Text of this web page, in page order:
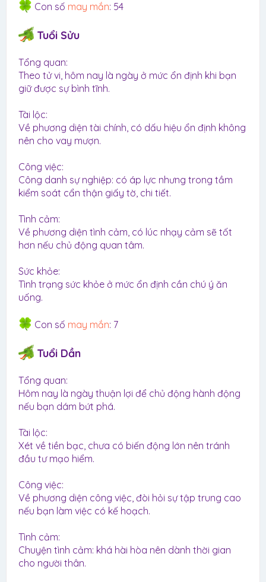
Con số may mắn: 54
Tuổi Sửu
Tổng quan:
Theo tử vi, hôm nay là ngày ở mức ổn định khi bạn
giữ được sự bình tĩnh.
Tài lộc:
Về phương diện tài chính, có dấu hiệu ổn định không
nên cho vay mượn.
Công việc:
Công danh sự nghiệp: có áp lực nhưng trong tầm
kiểm soát cẩn thận giấy tờ, chi tiết.
Tình cảm:
Về phương diện tình cảm, có lúc nhạy cảm sẽ tốt
hơn nếu chủ động quan tâm.
Sức khỏe:
Tình trạng sức khỏe ở mức ổn định cần chú ý ăn
uống.
Con số may mắn: 7
Tuổi Dần
Tổng quan:
Hôm nay là ngày thuận lợi để chủ động hành động
nếu bạn dám bứt phá.
Tài lộc:
Xét về tiền bạc, chưa có biến động lớn nên tránh
đầu tư mạo hiểm.
Công việc:
Về phương diện công việc, đòi hỏi sự tập trung cao
nếu bạn làm việc có kế hoạch.
Tình cảm:
Chuyện tình cảm: khá hài hòa nên dành thời gian
cho người thân.